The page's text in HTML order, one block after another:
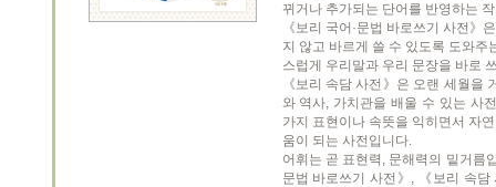
뀌거나 추가되는 단어를 반영하는
《보리 국어·문법 바로쓰기 사전》
지 않고 바르게 쓸 수 있도록 도와
스럽게 우리말과 우리 문장을 바로
《보리 속담 사전》은 오랜 세월을
와 역사, 가치관을 배울 수 있는 사
가지 표현이나 속뜻을 익히면서 자
움이 되는 사전입니다.
어휘는 곧 표현력, 문해력의 밑거름
문법 바로쓰기 사전》, 《보리 속